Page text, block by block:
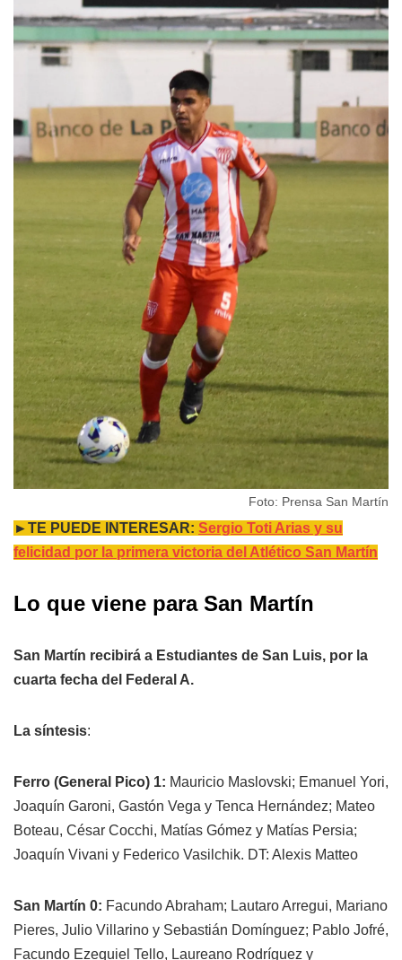
Foto: Prensa San Martín
►TE PUEDE INTERESAR: Sergio Toti Arias y su
felicidad por la primera victoria del Atlético San Martín
Lo que viene para San Martín
San Martín recibirá a Estudiantes de San Luis, por la
cuarta fecha del Federal A.
La síntesis:
Ferro (General Pico) 1: Mauricio Maslovski; Emanuel Yori,
Joaquín Garoni, Gastón Vega y Tenca Hernández; Mateo
Boteau, César Cocchi, Matías Gómez y Matías Persia;
Joaquín Vivani y Federico Vasilchik. DT: Alexis Matteo
San Martín 0: Facundo Abraham; Lautaro Arregui, Mariano
Pieres, Julio Villarino y Sebastián Domínguez; Pablo Jofré,
Facundo Ezequiel Tello, Laureano Rodríguez y